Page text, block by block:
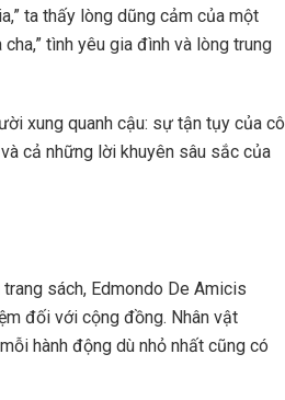
ta thấy lòng dũng cảm của một
tình yêu gia đình và lòng trung
xung quanh cậu: sự tận tụy của cô
cả những lời khuyên sâu sắc của
sách, Edmondo De Amicis
đối với cộng đồng. Nhân vật
hành động dù nhỏ nhất cũng có